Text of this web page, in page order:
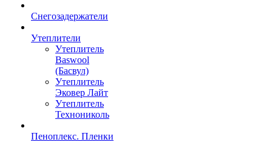
Снегозадержатели
Утеплители
Утеплитель
Baswool
(Басвул)
Утеплитель
Эковер Лайт
Утеплитель
Технониколь
Пеноплекс. Пленки